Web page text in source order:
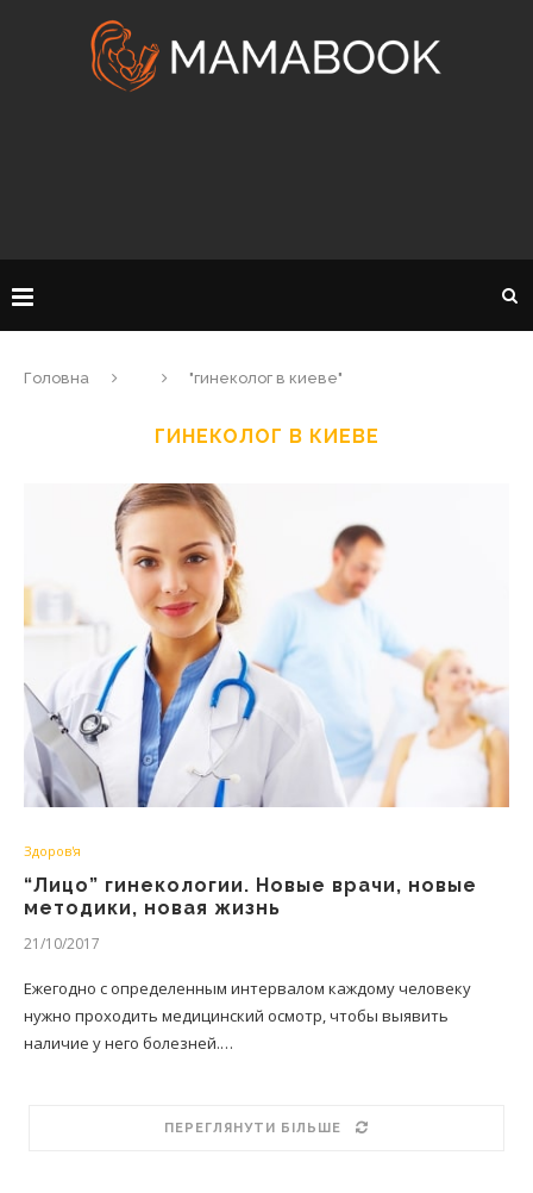
Головна "гинеколог в киеве"
ГИНЕКОЛОГ В КИЕВЕ
Здоров'я
“Лицо” гинекологии. Новые врачи, новые
методики, новая жизнь
21/10/2017
Ежегодно с определенным интервалом каждому человеку
нужно проходить медицинский осмотр, чтобы выявить
наличие у него болезней.…
ПЕРЕГЛЯНУТИ БІЛЬШЕ